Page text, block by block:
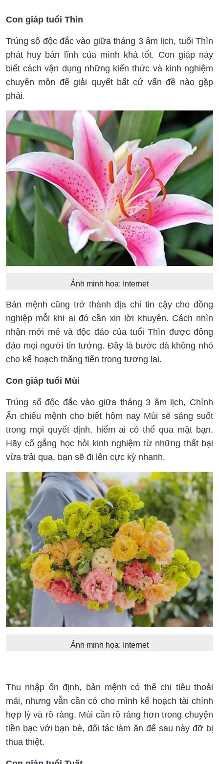
Con giáp tuổi Thìn
Trúng số độc đắc vào giữa tháng 3 âm lịch, tuổi Thìn
phát huy bản lĩnh của mình khá tốt. Con giáp này
biết cách vận dụng những kiến thức và kinh nghiệm
chuyên môn để giải quyết bất cứ vấn đề nào gặp
phải.
Ảnh minh họa: Internet
Bản mệnh cũng trở thành địa chỉ tin cậy cho đồng
nghiệp mỗi khi ai đó cần xin lời khuyên. Cách nhìn
nhận mới mẻ và độc đáo của tuổi Thìn được đông
đảo mọi người tin tưởng. Đây là bước đà không nhỏ
cho kế hoạch thăng tiến trong tương lai.
Con giáp tuổi Mùi
Trúng số độc đắc vào giữa tháng 3 âm lịch, Chính
Ấn chiếu mệnh cho biết hôm nay Mùi sẽ sáng suốt
trong mọi quyết định, hiếm ai có thể qua mặt bạn.
Hãy cố gắng học hỏi kinh nghiệm từ những thất bại
vừa trải qua, bạn sẽ đi lên cực kỳ nhanh.
Ảnh minh họa: Internet
Thu nhập ổn định, bản mệnh có thể chi tiêu thoải
mái, nhưng vẫn cần có cho mình kế hoạch tài chính
hợp lý và rõ ràng. Mùi cần rõ ràng hơn trong chuyện
tiền bạc với bạn bè, đối tác làm ăn để sau này đỡ bị
thua thiệt.